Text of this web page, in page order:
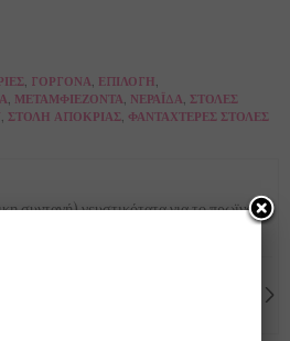
, ΓΟΡΓΌΝΑ, ΕΠΙΛΟΓΉ,
, ΜΕΤΑΜΦΙΈΖΟΝΤΑ, ΝΕΡΆΪΔΑ, ΣΤΟΛΈΣ
, ΣΤΟΛΉ ΑΠΟΚΡΙΆΣ, ΦΑΝΤΑΧΤΕΡΈΣ ΣΤΟΛΈΣ
συνταγή) γευστικότατα για το πρωϊνό